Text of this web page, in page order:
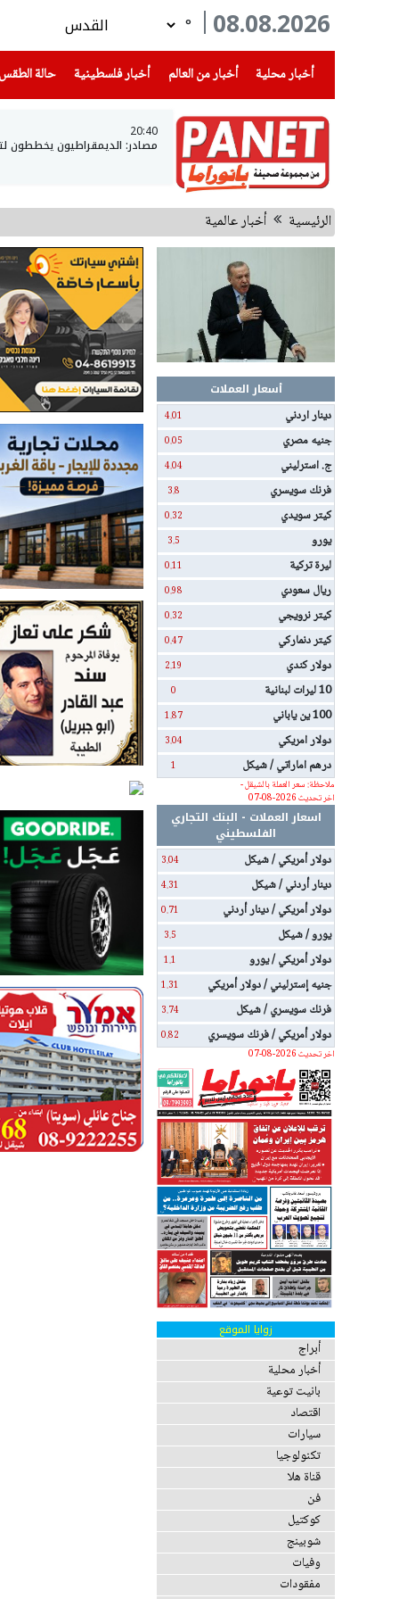
08.08.2026
°
أخبار محلية
(current) أخبار من العالم أخبار فلسطينية(current) حالة الطقس
20:40
مصادر: الديمقراطيون يخططون
الرئيسية أخبار عالمية
أسعار العملات
دينار اردني
4.01
جنيه مصري 0.05
ج. استرليني 4.04
فرنك سويسري 3.8
كيتر سويدي 0.32
يورو 3.5
ليرة تركية 0.11
ريال سعودي 0.98
كيتر نرويجي 0.32
كيتر دنماركي 0.47
دولار كندي 2.19
10 ليرات لبنانية 0
100 ين ياباني 1.87
دولار امريكي 3.04
درهم اماراتي / شيكل
1
ملاحظة: سعر العملة بالشيقل -
اخر تحديث 2026-08-07
اسعار العملات - البنك التجاري
الفلسطيني
دولار أمريكي / شيكل
3.04
دينار أردني / شيكل 4.31
دولار أمريكي / دينار أردني 0.71
يورو / شيكل 3.5
دولار أمريكي / يورو 1.1
جنيه إسترليني / دولار أمريكي 1.31
فرنك سويسري / شيكل 3.74
دولار أمريكي / فرنك سويسري
0.82
اخر تحديث 2026-08-07
زوايا الموقع
أبراج
أخبار محلية
بانيت توعية
اقتصاد
سيارات
تكنولوجيا
قناة هلا
فن
كوكتيل
شوبينج
وفيات
مفقودات